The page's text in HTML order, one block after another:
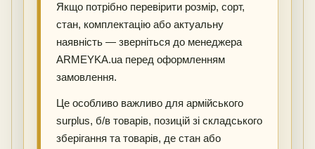
Якщо потрібно перевірити розмір, сорт,
стан, комплектацію або актуальну
наявність — зверніться до менеджера
ARMEYKA.ua перед оформленням
замовлення.
Це особливо важливо для армійського
surplus, б/в товарів, позицій зі складського
зберігання та товарів, де стан або